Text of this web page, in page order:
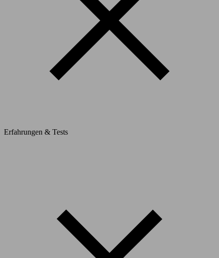
Erfahrungen & Tests